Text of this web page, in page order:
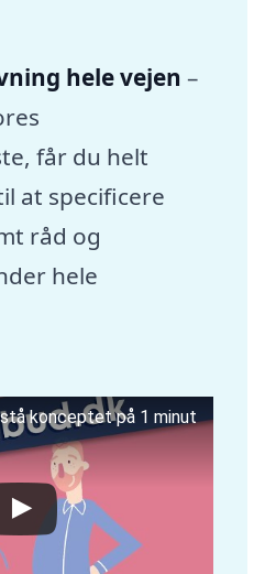
hele vejen –
får du helt
at specificere
råd og
hele
konceptet på 1 minut